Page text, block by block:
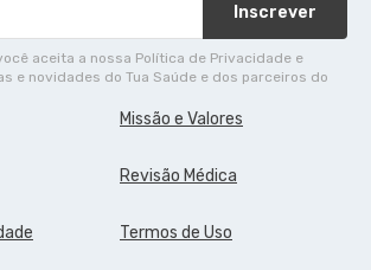
Inscrever
aceita a nossa Política de Privacidade e
e novidades do Tua Saúde e dos parceiros do
Missão e Valores
Revisão Médica
Termos de Uso